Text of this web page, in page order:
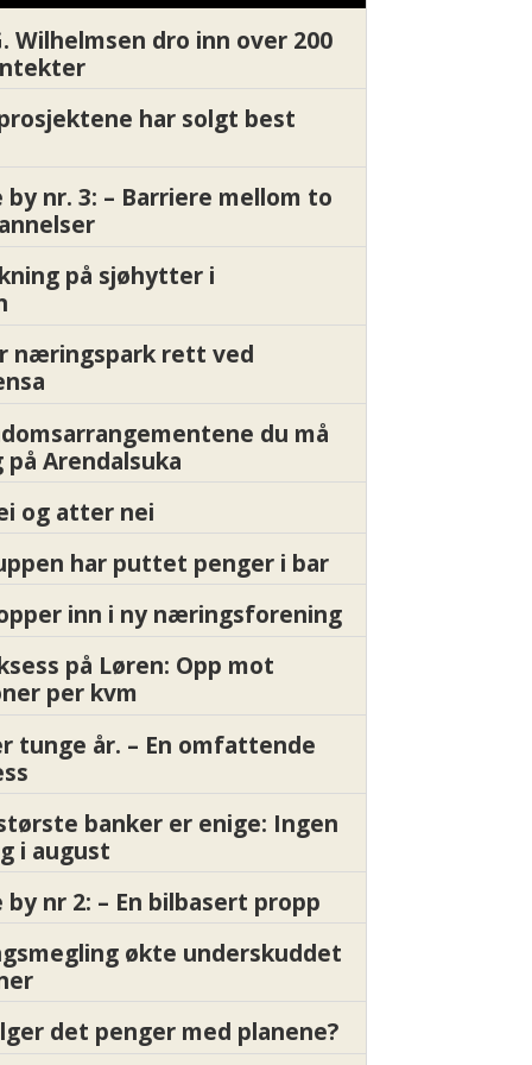
Wilhelmsen dro inn over 200
har solgt best
nr. 3: – Barriere mellom to
på sjøhytter i
næringspark rett ved
du må
Arendalsuka
og atter nei
har puttet penger i bar
inn i ny næringsforening
på Løren: Opp mot
per kvm
tunge år. – En omfattende
banker er enige: Ingen
i august
nr 2: – En bilbasert propp
økte underskuddet
det penger med planene?